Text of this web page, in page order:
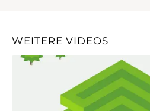
WEITERE VIDEOS